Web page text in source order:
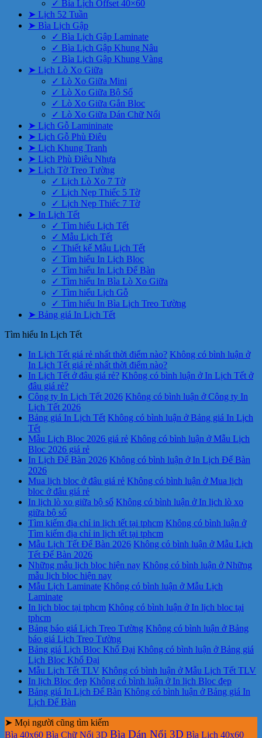
✓ Bìa Lịch Offset 40×60
➤ Lịch 52 Tuần
➤ Bìa Lịch Gập
✓ Bìa Lịch Gập Laminate
✓ Bìa Lịch Gập Khung Nâu
✓ Bìa Lịch Gập Khung Vàng
➤ Lịch Lò Xo Giữa
✓ Lò Xo Giữa Mini
✓ Lò Xo Giữa Bộ Số
✓ Lò Xo Giữa Gắn Bloc
✓ Lò Xo Giữa Dán Chữ Nổi
➤ Lịch Gỗ Lamininate
➤ Lịch Gỗ Phù Điêu
➤ Lịch Khung Tranh
➤ Lịch Phù Điêu Nhựa
➤ Lịch Tờ Treo Tường
✓ Lịch Lò Xo 7 Tờ
✓ Lịch Nẹp Thiếc 5 Tờ
✓ Lịch Nẹp Thiếc 7 Tờ
➤ In Lịch Tết
✓ Tìm hiểu Lịch Tết
✓ Mẫu Lịch Tết
✓ Thiết kế Mẫu Lịch Tết
✓ Tìm hiểu In Lịch Bloc
✓ Tìm hiểu In Lịch Để Bàn
✓ Tìm hiểu In Bìa Lò Xo Giữa
✓ Tìm hiểu Lịch Gỗ
✓ Tìm hiểu In Bìa Lịch Treo Tường
➤ Bảng giá In Lịch Tết
Tìm hiểu In Lịch Tết
In Lịch Tết giá rẻ nhất thời điểm nào? Không có bình luận ở
In Lịch Tết giá rẻ nhất thời điểm nào?
In Lịch Tết ở đâu giá rẻ? Không có bình luận ở In Lịch Tết ở
đâu giá rẻ?
Công ty In Lịch Tết 2026 Không có bình luận ở Công ty In
Lịch Tết 2026
Bảng giá In Lịch Tết Không có bình luận ở Bảng giá In Lịch
Tết
Mẫu Lịch Bloc 2026 giá rẻ Không có bình luận ở Mẫu Lịch
Bloc 2026 giá rẻ
In Lịch Để Bàn 2026 Không có bình luận ở In Lịch Để Bàn
2026
Mua lịch bloc ở đâu giá rẻ Không có bình luận ở Mua lịch
bloc ở đâu giá rẻ
In lịch lò xo giữa bộ số Không có bình luận ở In lịch lò xo
giữa bộ số
Tìm kiếm địa chỉ in lịch tết tại tphcm Không có bình luận ở
Tìm kiếm địa chỉ in lịch tết tại tphcm
Mẫu Lịch Tết Để Bàn 2026 Không có bình luận ở Mẫu Lịch
Tết Để Bàn 2026
Những mẫu lịch bloc hiện nay Không có bình luận ở Những
mẫu lịch bloc hiện nay
Mẫu Lịch Laminate Không có bình luận ở Mẫu Lịch
Laminate
In lịch bloc tại tphcm Không có bình luận ở In lịch bloc tại
tphcm
Bảng báo giá Lịch Treo Tường Không có bình luận ở Bảng
báo giá Lịch Treo Tường
Bảng giá Lịch Bloc Khổ Đại Không có bình luận ở Bảng giá
Lịch Bloc Khổ Đại
Mẫu Lịch Tết TLV Không có bình luận ở Mẫu Lịch Tết TLV
In lịch Bloc đẹp Không có bình luận ở In lịch Bloc đẹp
Bảng giá In Lịch Để Bàn Không có bình luận ở Bảng giá In
Lịch Để Bàn
➤ Mọi người cũng tìm kiếm
Bìa 40x60 Bìa Chữ Nổi 3D Bìa Dán Nổi 3D Bìa Lịch 40x60